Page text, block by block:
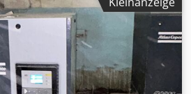
FREQUENZUMRICHTER ja
ja WÄRMETAUSCHER nein
Luft AM BEHÄLTER nein
3 NEU/GEBRAUCHT